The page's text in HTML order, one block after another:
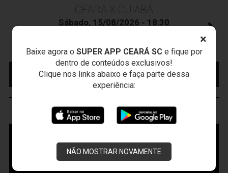
×
Baixe agora o SUPER APP CEARÁ SCe fique por
dentro de conteúdos exclusivos!
Clique nos links abaixo e faça parte dessa
experiência:
NÃO MOSTRAR NOVAMENTE
CEARÁ X CUIABÁ
Sábado, 15/08/2026 - 18:30
Campeonato Brasileiro • 2º Turno • 22 ª Rodada
MAIS INFORMAÇÕES
COMPRE AQUI SEU
INGRESSO
VOZÃOTV